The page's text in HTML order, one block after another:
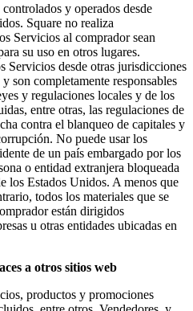
y operados desde
Square no realiza
Servicios al comprador sean
su uso en otros lugares.
Servicios desde otras jurisdicciones
son completamente responsables
y regulaciones locales y de los
entre otras, las regulaciones de
contra el blanqueo de capitales y
No puede usar los
de un país embargado por los
o entidad extranjera bloqueada
los Estados Unidos. A menos que
todos los materiales que se
están dirigidos
u otras entidades ubicadas en
a otros sitios web
productos y promociones